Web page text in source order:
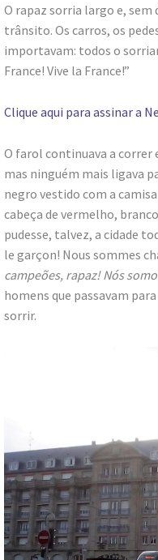
O rapaz sorria largo e, sem
trânsito. Os carros, os
importavam: todos o
France! Vive la France!”
Clique aqui para assinar a
O farol continuava a correr
mas ninguém mais ligava
negro vestido com a
cabeça de vermelho,
pudesse, talvez, a cidade
le garçon! Nous sommes
campeões, rapaz! Nós
homens que passavam
sorrir.